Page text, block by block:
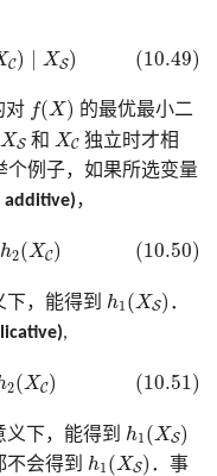
C) ∣ XS) (10.49)
C ∣ S
对 f(X)
f(X)
的最优最小二
XS
XS
和XC
XC
独立时才相
个例子，如果所选变量
，
h2(XC) (10.50)
+h 2( XC )
，能得到 h1(XS)
h ( XS
．
,
2(XC) (10.51)
2 (XC)
下，能得到 h1(XS)
h ( XS
不会得到 h1(XS)
h ( XS
．事